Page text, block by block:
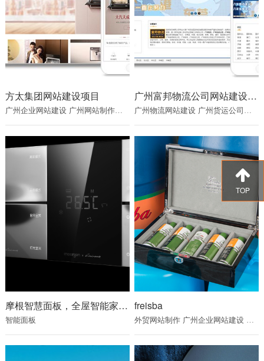
TOP
方太集团网站建设项目
广州企业网站建设 广州网站制作公司 广州网站建设公司
广州富邦物流公司网站建设项目
广州物流网站建设 广州货运公司网站建设
摩根智慧面板，全屋智能家居系统
智能面板
freisba
外贸网站制作 广州企业网站建设 广